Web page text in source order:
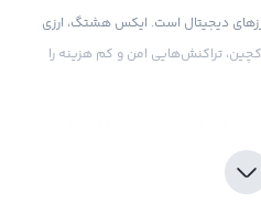
ارزهای دیجیتال است. ایکس هشتگ، ارزی
تراکنش‌هایی امن و کم هزینه را
با صرافی رابکس، شما می‌توانید به راحتی
صرافی با ارائه قیمت‌های رقابتی و کارمزد